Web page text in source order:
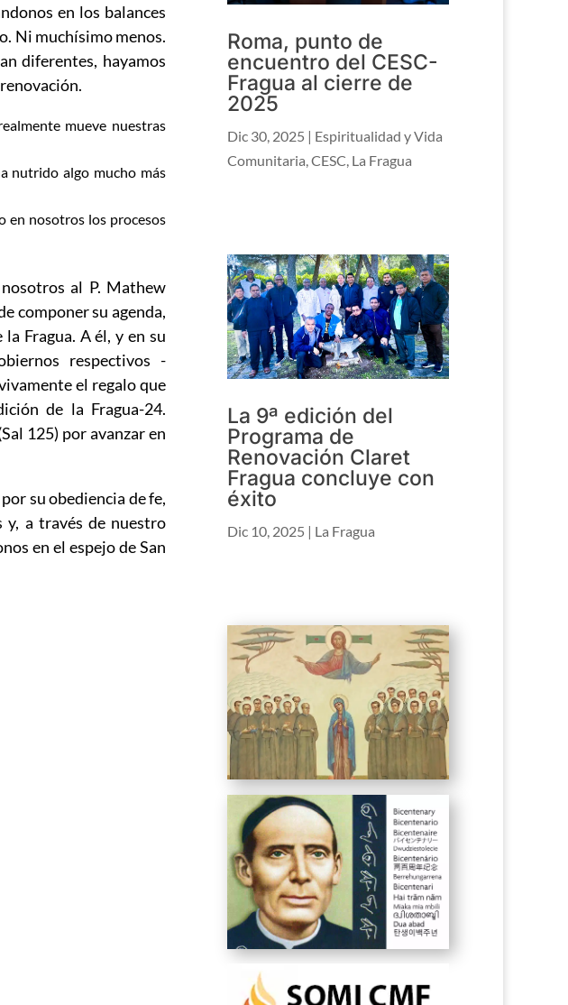
en los balances
Ni muchísimo menos.
diferentes, hayamos
mueve nuestras
nutrido algo mucho más
en nosotros los procesos
al P. Mathew
componer su agenda,
Fragua. A él, y en su
respectivos -
el regalo que
de la Fragua-24.
125) por avanzar en
su obediencia de fe,
y, a través de nuestro
en el espejo de San
Roma, punto de
encuentro del CESC-
Fragua al cierre de
2025
Dic 30, 2025 | Espiritualidad y Vida
Comunitaria ,CESC La Fragua
La 9ª edición del
Programa de
Renovación Claret
Fragua concluye con
éxito
Dic 10, 2025 | La Fragua